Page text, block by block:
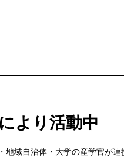
より活動中
域自治体・大学の産学官が連